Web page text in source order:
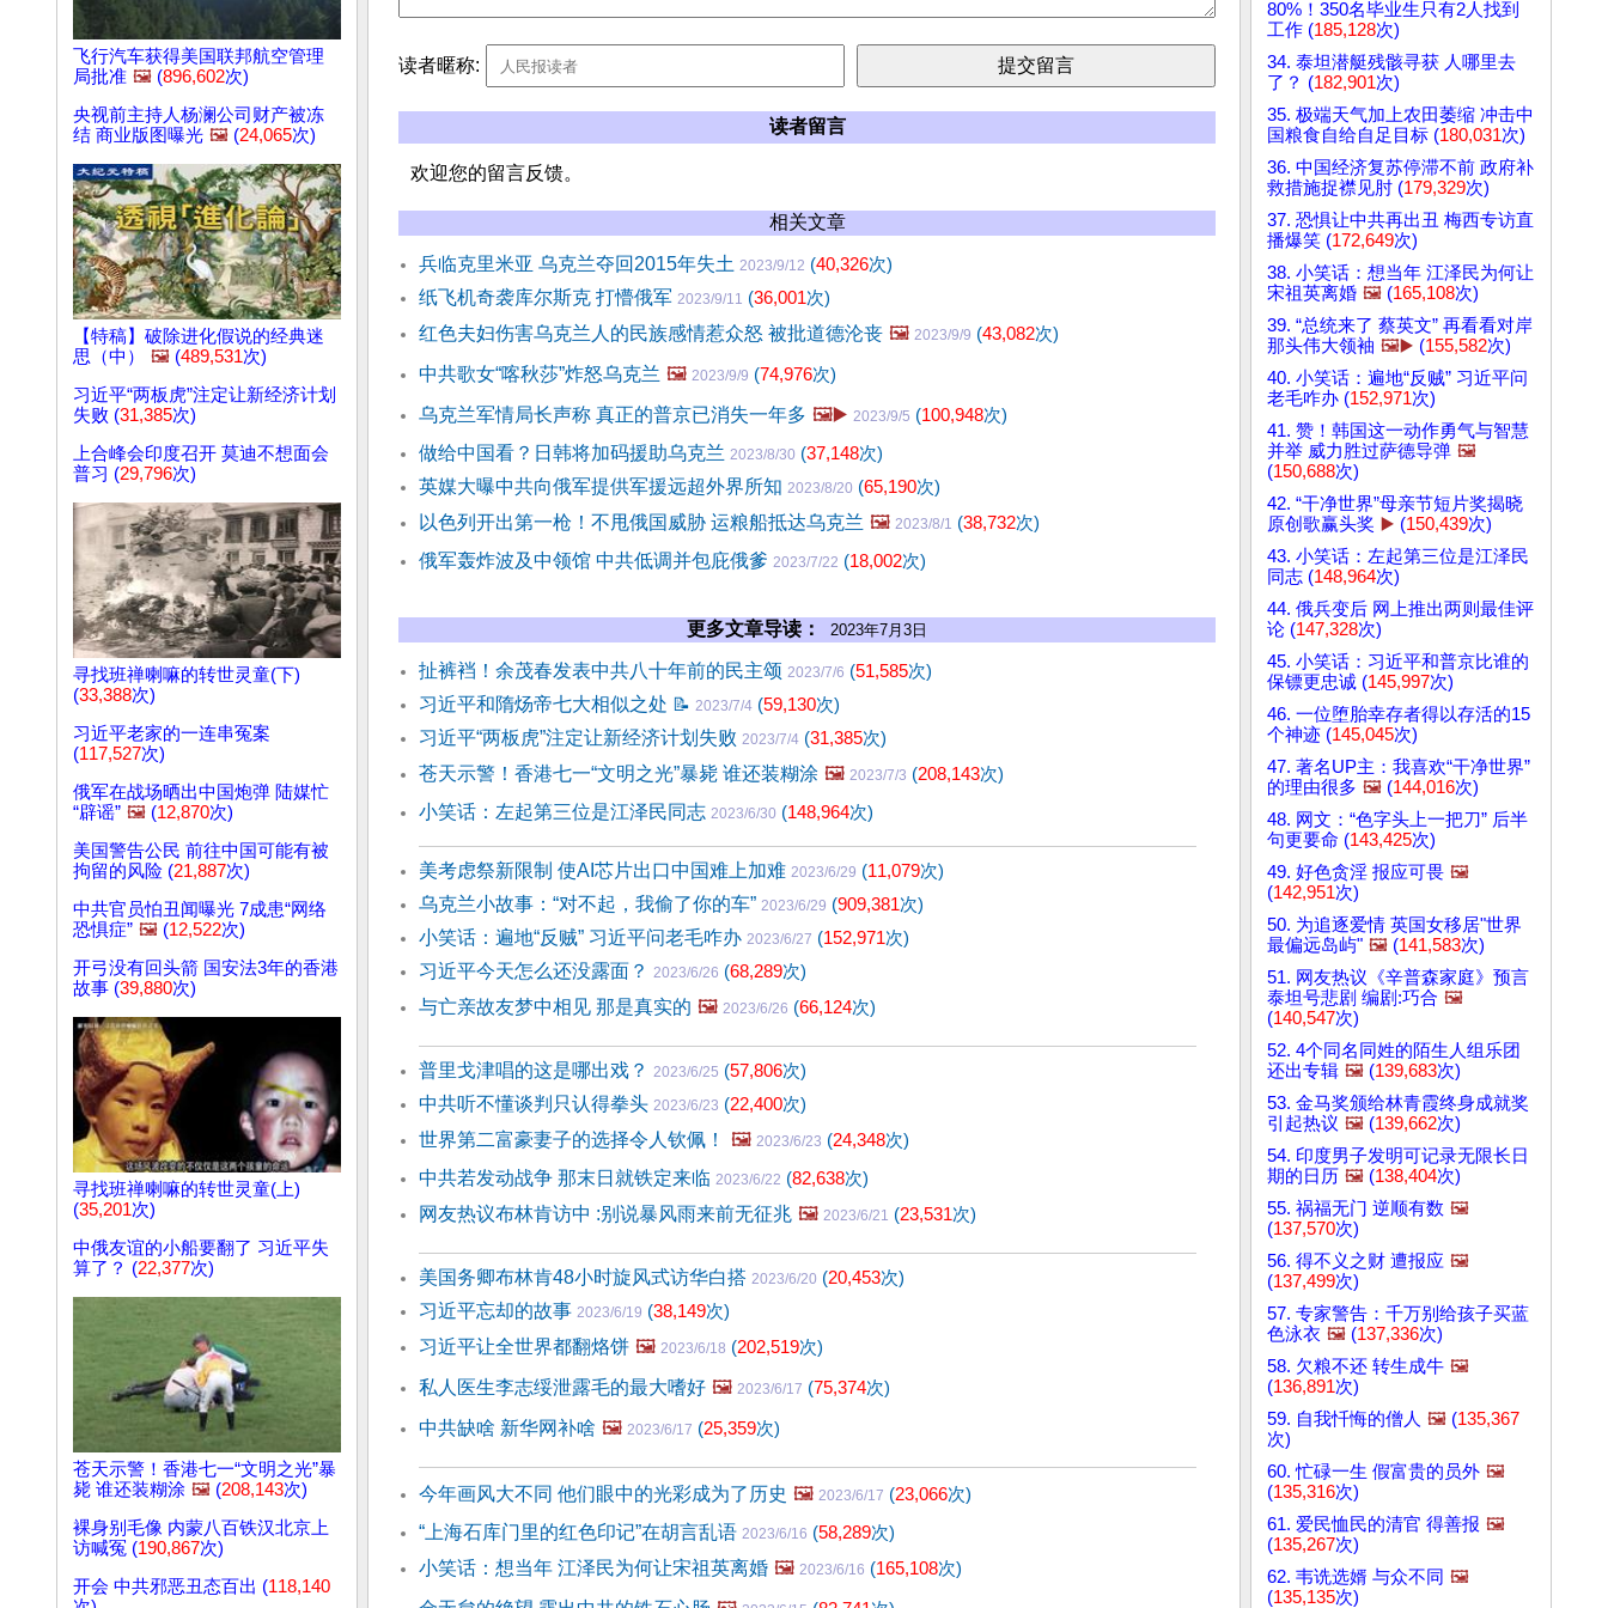
飞行汽车获得美国联邦航空管理
局批准 🖼️ (896,602次)
央视前主持人杨澜公司财产被冻
结 商业版图曝光 🖼️ (24,065次)
【特稿】破除进化假说的经典迷
思（中）
🖼️ (489,531次)
习近平“两板虎”注定让新经济计划
失败 (31,385次)
上合峰会印度召开 莫迪不想面会
普习 (29,796次)
寻找班禅喇嘛的转世灵童(下)
(33,388次)
习近平老家的一连串冤案
(117,527次)
俄军在战场晒出中国炮弹 陆媒忙
“辟谣” 🖼️ (12,870次)
美国警告公民 前往中国可能有被
拘留的风险 (21,887次)
中共官员怕丑闻曝光 7成患“网络
恐惧症” 🖼️ (12,522次)
开弓没有回头箭 国安法3年的香港
故事 (39,880次)
寻找班禅喇嘛的转世灵童(上)
(35,201次)
中俄友谊的小船要翻了 习近平失
算了？ (22,377次)
苍天示警！香港七一“文明之光”暴
毙 谁还装糊涂 🖼️ (208,143次)
裸身别毛像 内蒙八百铁汉北京上
访喊冤 (190,867次)
开会 中共邪恶丑态百出 (118,140
读者暱称:
读者留言
欢迎您的留言反馈。
相关文章
兵临克里米亚 乌克兰夺回2015年失土 2023/9/12 (40,326次)
纸飞机奇袭库尔斯克 打懵俄军 2023/9/11 (36,001次)
红色夫妇伤害乌克兰人的民族感情惹众怒 被批道德沦丧 🖼️ 2023/9/9 (43,082次)
中共歌女“喀秋莎”炸怒乌克兰 🖼️ 2023/9/9 (74,976次)
乌克兰军情局长声称 真正的普京已消失一年多 🖼️▶️ 2023/9/5 (100,948次)
做给中国看？日韩将加码援助乌克兰 2023/8/30 (37,148次)
英媒大曝中共向俄军提供军援远超外界所知 2023/8/20 (65,190次)
以色列开出第一枪！不甩俄国威胁 运粮船抵达乌克兰 🖼️ 2023/8/1 (38,732次)
俄军轰炸波及中领馆 中共低调并包庇俄爹 2023/7/22 (18,002次)
更多文章导读： 2023年7月3日
扯裤裆！余茂春发表中共八十年前的民主颂 2023/7/6 (51,585次)
习近平和隋炀帝七大相似之处 📝 2023/7/4 (59,130次)
习近平“两板虎”注定让新经济计划失败 2023/7/4 (31,385次)
苍天示警！香港七一“文明之光”暴毙 谁还装糊涂 🖼️ 2023/7/3 (208,143次)
小笑话：左起第三位是江泽民同志 2023/6/30 (148,964次)
美考虑祭新限制 使AI芯片出口中国难上加难 2023/6/29 (11,079次)
乌克兰小故事：“对不起，我偷了你的车” 2023/6/29 (909,381次)
小笑话：遍地“反贼” 习近平问老毛咋办 2023/6/27 (152,971次)
习近平今天怎么还没露面？ 2023/6/26 (68,289次)
与亡亲故友梦中相见 那是真实的 🖼️ 2023/6/26 (66,124次)
普里戈津唱的这是哪出戏？ 2023/6/25 (57,806次)
中共听不懂谈判只认得拳头 2023/6/23 (22,400次)
世界第二富豪妻子的选择令人钦佩！
🖼️ 2023/6/23 (24,348次)
中共若发动战争 那末日就铁定来临 2023/6/22 (82,638次)
网友热议布林肯访中 :别说暴风雨来前无征兆 🖼️ 2023/6/21 (23,531次)
美国务卿布林肯48小时旋风式访华白搭 2023/6/20 (20,453次)
习近平忘却的故事 2023/6/19 (38,149次)
习近平让全世界都翻烙饼 🖼️ 2023/6/18 (202,519次)
私人医生李志绥泄露毛的最大嗜好 🖼️ 2023/6/17 (75,374次)
中共缺啥 新华网补啥 🖼️ 2023/6/17 (25,359次)
今年画风大不同 他们眼中的光彩成为了历史 🖼️ 2023/6/17 (23,066次)
“上海石库门里的红色印记”在胡言乱语 2023/6/16 (58,289次)
小笑话：想当年 江泽民为何让宋祖英离婚 🖼️ 2023/6/16 (165,108次)
80%！350名毕业生只有2人找到
工作 (185,128次)
34. 泰坦潜艇残骸寻获 人哪里去
了？ (182,901次)
35. 极端天气加上农田萎缩 冲击中
国粮食自给自足目标 (180,031次)
36. 中国经济复苏停滞不前 政府补
救措施捉襟见肘 (179,329次)
37. 恐惧让中共再出丑 梅西专访直
播爆笑 (172,649次)
38. 小笑话：想当年 江泽民为何让
宋祖英离婚 🖼️ (165,108次)
39. “总统来了 蔡英文” 再看看对岸
那头伟大领袖 🖼️▶️ (155,582次)
40. 小笑话：遍地“反贼” 习近平问
老毛咋办 (152,971次)
41. 赞！韩国这一动作勇气与智慧
并举 威力胜过萨德导弹 🖼️
(150,688次)
42. “干净世界”母亲节短片奖揭晓
原创歌赢头奖 ▶️ (150,439次)
43. 小笑话：左起第三位是江泽民
同志 (148,964次)
44. 俄兵变后 网上推出两则最佳评
论 (147,328次)
45. 小笑话：习近平和普京比谁的
保镖更忠诚 (145,997次)
46. 一位堕胎幸存者得以存活的15
个神迹 (145,045次)
47. 著名UP主：我喜欢“干净世界”
的理由很多 🖼️ (144,016次)
48. 网文：“色字头上一把刀” 后半
句更要命 (143,425次)
49. 好色贪淫 报应可畏 🖼️
(142,951次)
50. 为追逐爱情 英国女移居"世界
最偏远岛屿" 🖼️ (141,583次)
51. 网友热议《辛普森家庭》预言
泰坦号悲剧 编剧:巧合 🖼️
(140,547次)
52. 4个同名同姓的陌生人组乐团
还出专辑 🖼️ (139,683次)
53. 金马奖颁给林青霞终身成就奖
引起热议 🖼️ (139,662次)
54. 印度男子发明可记录无限长日
期的日历 🖼️ (138,404次)
55. 祸福无门 逆顺有数 🖼️
(137,570次)
56. 得不义之财 遭报应 🖼️
(137,499次)
57. 专家警告：千万别给孩子买蓝
色泳衣 🖼️ (137,336次)
58. 欠粮不还 转生成牛 🖼️
(136,891次)
59. 自我忏悔的僧人 🖼️ (135,367
次)
60. 忙碌一生 假富贵的员外 🖼️
(135,316次)
61. 爱民恤民的清官 得善报 🖼️
(135,267次)
62. 韦诜选婿 与众不同 🖼️
(135,135次)